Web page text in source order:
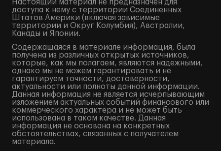
Настоящий материал не предназначен для
доступа к нему с территории Соединенных
Штатов Америки (включая зависимые
территории и Округ Колумбия), Австралии,
Канады и Японии.
Содержащаяся в материале информация, была
получена из различных открытых источников,
которые, как мы полагаем, являются надежными,
однако мы не можем гарантировать и не
гарантируем точности, достоверности,
актуальности или полноты данной информации.
Данная информация не является исчерпывающим
изложением актуальных событий финансового или
коммерческого характера и не может быть
использована в таком качестве. Данная
информация не основана на конкретных
обстоятельствах, связанных с получателем
материала.